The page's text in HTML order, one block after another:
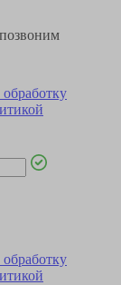
обработку
обработку